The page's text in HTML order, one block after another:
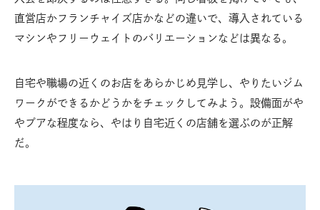
直営店かフランチャイズ店かなどの違いで、導入されている
マシンやフリーウェイトのバリエーションなどは異なる。
自宅や職場の近くのお店をあらかじめ見学し、やりたいジム
ワークができるかどうかをチェックしてみよう。設備面がや
やプアな程度なら、やはり自宅近くの店舗を選ぶのが正解
だ。